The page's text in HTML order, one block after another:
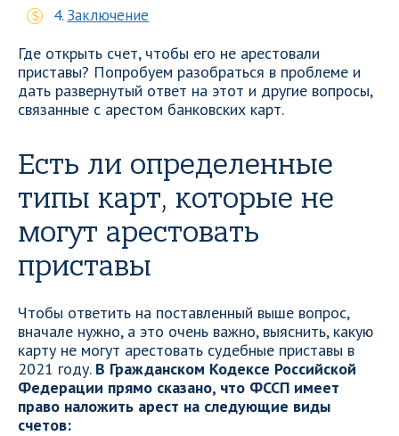
Заключение
Где открыть счет, чтобы его не арестовали
приставы? Попробуем разобраться в проблеме и
дать развернутый ответ на этот и другие вопросы,
связанные с арестом банковских карт.
Есть ли определенные
типы карт, которые не
могут арестовать
приставы
Чтобы ответить на поставленный выше вопрос,
вначале нужно, а это очень важно, выяснить, какую
карту не могут арестовать судебные приставы в
2021 году. В Гражданском Кодексе Российской
Федерации прямо сказано, что ФССП имеет
право наложить арест на следующие виды
счетов: